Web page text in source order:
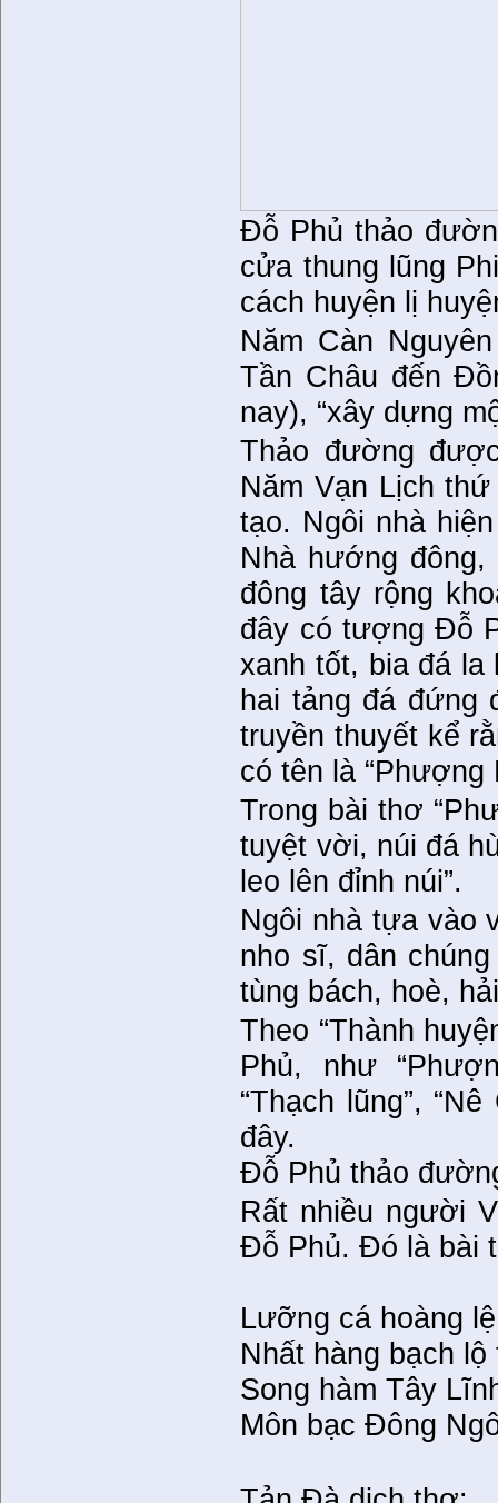
Đỗ Phủ thảo
cửa thung lũng
cách huyện lị
Năm Càn
Tần Châu đến
nay), “xây dựng
Thảo đường
Năm Vạn Lịch
tạo. Ngôi nhà
Nhà hướng đông,
đông tây rộng
đây có tượng Đỗ
xanh tốt, bia đá
hai tảng đá đứng
truyền thuyết kể
có tên là “Phượng
Trong bài thơ
tuyệt vời, núi đá
leo lên đỉnh núi”.
Ngôi nhà tựa vào
nho sĩ, dân
tùng bách, hoè,
Theo “Thành
Phủ, như
“Thạch lũng”,
đây.
Đỗ Phủ thảo
Rất nhiều người
Đỗ Phủ. Đó là bài
Lưỡng cá hoàng
Nhất hàng bạch
Song hàm Tây
Môn bạc Đông